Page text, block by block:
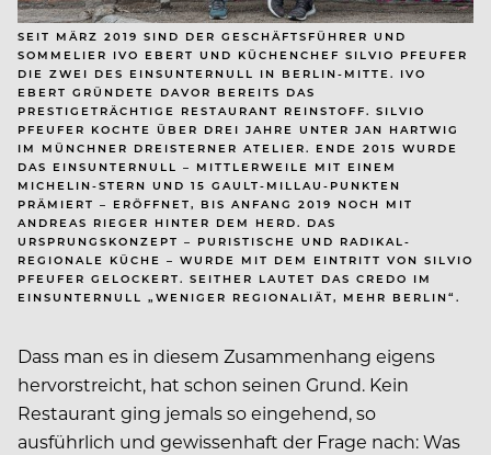
SEIT MÄRZ 2019 SIND DER GESCHÄFTSFÜHRER UND
SOMMELIER IVO EBERT UND KÜCHENCHEF SILVIO PFEUFER
DIE ZWEI DES EINSUNTERNULL IN BERLIN-MITTE. IVO
EBERT GRÜNDETE DAVOR BEREITS DAS
PRESTIGETRÄCHTIGE RESTAURANT REINSTOFF. SILVIO
PFEUFER KOCHTE ÜBER DREI JAHRE UNTER JAN HARTWIG
IM MÜNCHNER DREI­STERNER ATELIER. ENDE 2015 WURDE
DAS EINSUNTERNULL – MITTLERWEILE MIT EINEM
MICHELIN-STERN UND 15 GAULT-MILLAU-PUNKTEN
PRÄMIERT – ERÖFFNET, BIS ANFANG 2019 NOCH MIT
ANDREAS RIEGER HINTER DEM HERD. DAS
URSPRUNGSKONZEPT – PURISTISCHE UND RADIKAL-
REGIONALE KÜCHE – WURDE MIT DEM EINTRITT VON SILVIO
PFEUFER GELOCKERT. SEITHER LAUTET DAS CREDO IM
EINSUNTERNULL „WENIGER REGIONALIÄT, MEHR BERLIN“.
Dass man es in diesem Zusammenhang eigens
hervorstreicht, hat schon seinen Grund. Kein
Restaurant ging jemals so eingehend, so
ausführlich und gewissenhaft der Frage nach: Was